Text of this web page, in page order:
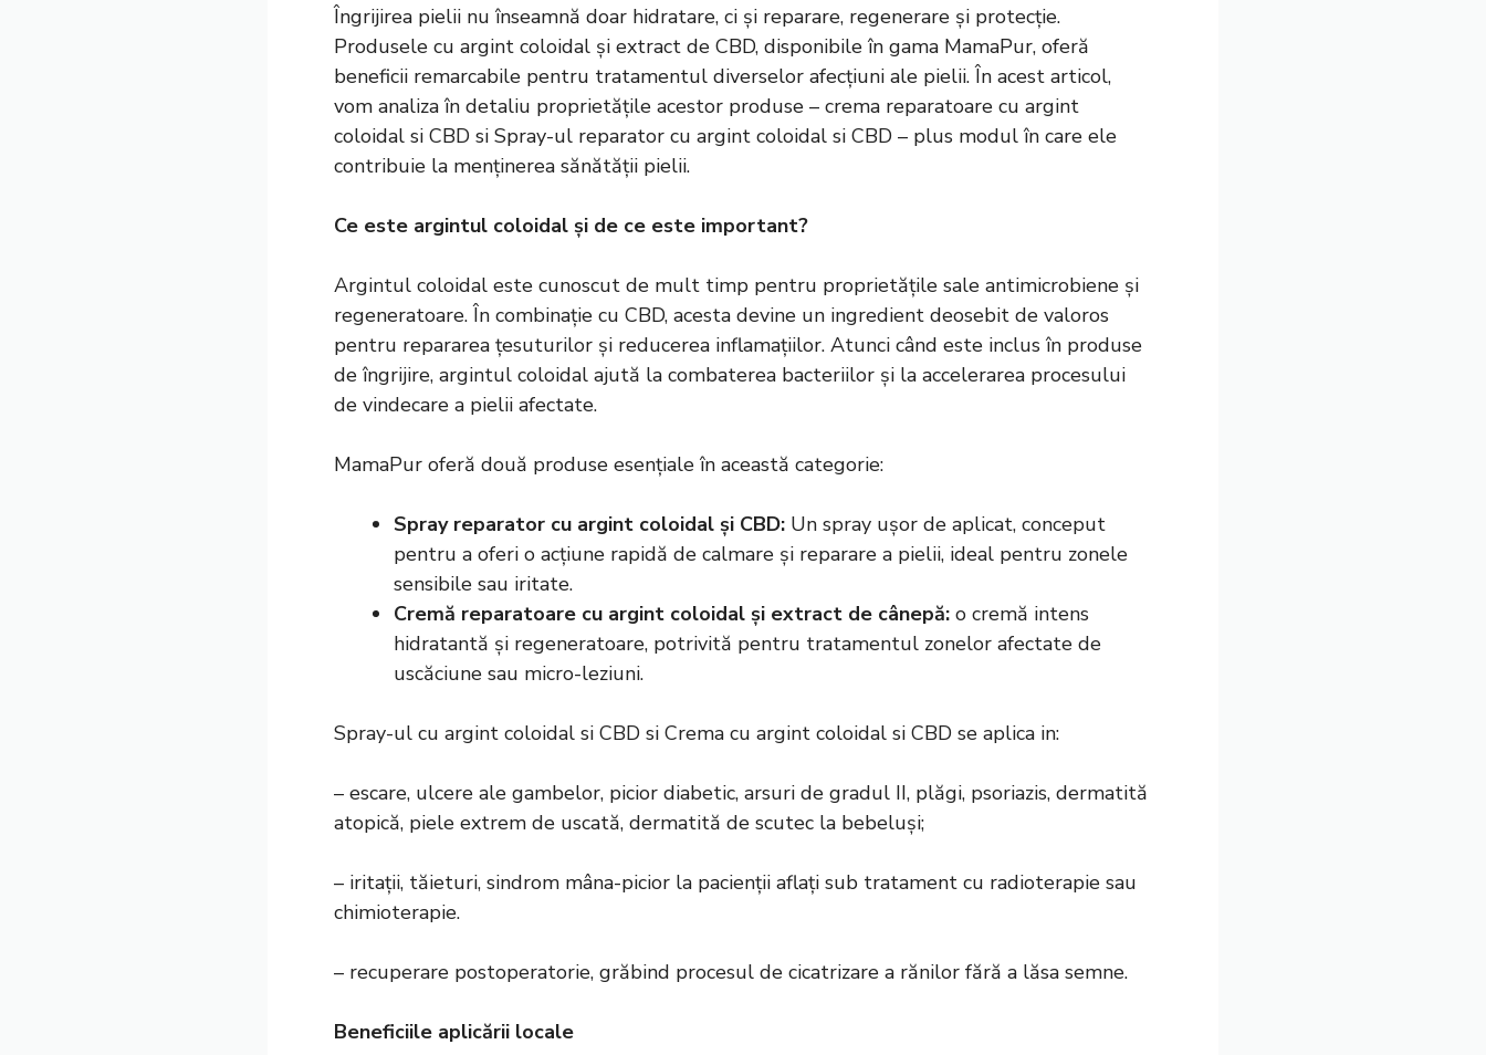
Îngrijirea pielii nu înseamnă doar hidratare, ci și reparare, regenerare și protecție.
Produsele cu argint coloidal și extract de CBD, disponibile în gama MamaPur, oferă
beneficii remarcabile pentru tratamentul diverselor afecțiuni ale pielii. În acest articol,
vom analiza în detaliu proprietățile acestor produse – crema reparatoare cu argint
coloidal si CBD si Spray-ul reparator cu argint coloidal si CBD – plus modul în care ele
contribuie la menținerea sănătății pielii.
Ce este argintul coloidal și de ce este important?
Argintul coloidal este cunoscut de mult timp pentru proprietățile sale antimicrobiene și
regeneratoare. În combinație cu CBD, acesta devine un ingredient deosebit de valoros
pentru repararea țesuturilor și reducerea inflamațiilor. Atunci când este inclus în produse
de îngrijire, argintul coloidal ajută la combaterea bacteriilor și la accelerarea procesului
de vindecare a pielii afectate.
MamaPur oferă două produse esențiale în această categorie:
Spray reparator cu argint coloidal și CBD: Un spray ușor de aplicat, conceput
pentru a oferi o acțiune rapidă de calmare și reparare a pielii, ideal pentru zonele
sensibile sau iritate.
Cremă reparatoare cu argint coloidal și extract de cânepă: o cremă intens
hidratantă și regeneratoare, potrivită pentru tratamentul zonelor afectate de
uscăciune sau micro-leziuni.
Spray-ul cu argint coloidal si CBD si Crema cu argint coloidal si CBD se aplica in:
– escare, ulcere ale gambelor, picior diabetic, arsuri de gradul II, plăgi, psoriazis, dermatită
atopică, piele extrem de uscată, dermatită de scutec la bebeluși;
– iritații, tăieturi, sindrom mâna-picior la pacienții aflați sub tratament cu radioterapie sau
chimioterapie.
– recuperare postoperatorie, grăbind procesul de cicatrizare a rănilor fără a lăsa semne.
Beneficiile aplicării locale